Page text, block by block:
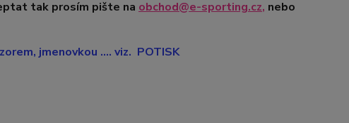
tak prosím pište na obchod@e-sporting.cz, nebo
jmenovkou .... viz. POTISK